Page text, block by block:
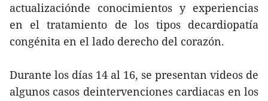
actualizaciónde conocimientos y experiencias
en el tratamiento de los tipos decardiopatía
congénita en el lado derecho del corazón.
Durante los días 14 al 16, se presentan videos de
algunos casos deintervenciones cardiacas en los